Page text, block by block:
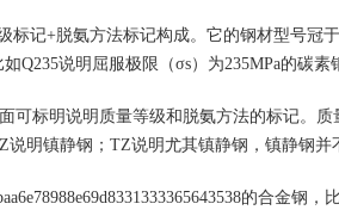
标记+脱氨方法标记构成。它的钢材型号冠
Q235说明屈服极限（σs）为235MPa的碳素
可标明说明质量等级和脱氨方法的标记。
说明镇静钢；TZ说明尤其镇静钢，镇静钢
的合金